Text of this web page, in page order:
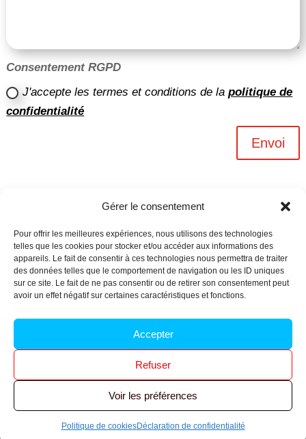
Gérer le consentement
Pour offrir les meilleures expériences, nous utilisons des technologies
telles que les cookies pour stocker et/ou accéder aux informations des
appareils. Le fait de consentir à ces technologies nous permettra de traiter
des données telles que le comportement de navigation ou les ID uniques
sur ce site. Le fait de ne pas consentir ou de retirer son consentement peut
avoir un effet négatif sur certaines caractéristiques et fonctions.
Accepter
Refuser
Voir les préférences
Politique de cookiesDéclaration de confidentialité
Consentement RGPD
J'accepte les termes et conditions de lapolitique de
confidentialité
Envoi
Archives n-6
Politique de confidentialité–
© 2026 FNIC CGT – Tous droits réservés.